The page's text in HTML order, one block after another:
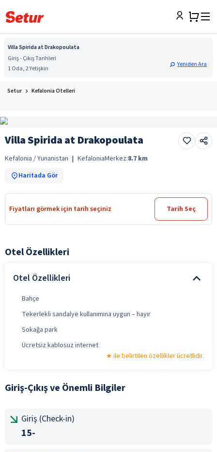
Villa Spirida at Drakopoulata
Giriş - Çıkış Tarihleri
1 Oda, 2 Yetişkin
Yeniden Ara
Setur Kefalonia Otelleri
Villa Spirida at Drakopoulata
Kefalonia / Yunanistan | KefaloniaMerkez:8.7 km
Haritada Gör
Fiyatları görmek için tarih seçiniz Tarih Seç
Otel Özellikleri
Otel Özellikleri
Bahçe
Tekerlekli sandalye kullanımına uygun – hayır
Sokağa park
Ücretsiz kablosuz internet
ile belirtilen özellikler ücretlidir.
Giriş-Çıkış ve Önemli Bilgiler
Giriş (Check-in)
15-